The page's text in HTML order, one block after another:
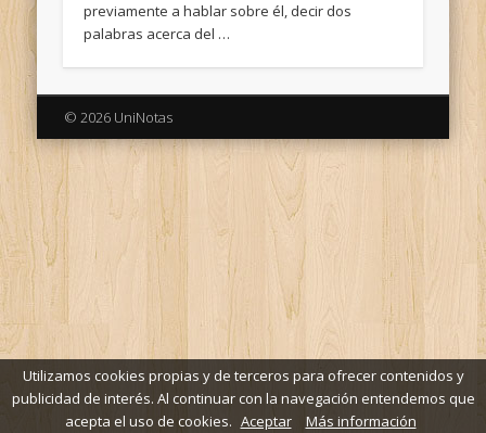
previamente a hablar sobre él, decir dos
palabras acerca del …
© 2026 UniNotas
Utilizamos cookies propias y de terceros para ofrecer contenidos y
publicidad de interés. Al continuar con la navegación entendemos que
acepta el uso de cookies. Aceptar Más información